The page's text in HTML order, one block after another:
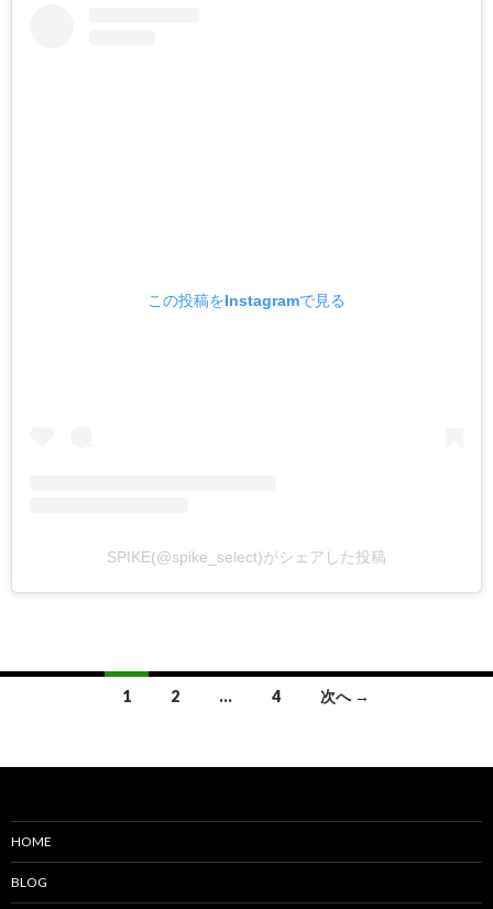
この投稿をInstagramで見る
SPIKE(@spike_select)がシェアした投稿
稿
ナ
ビ
ゲ
1 2 … 4 次へ →
HOME
BLOG